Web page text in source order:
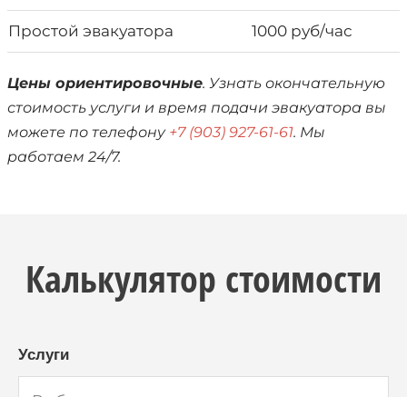
Простой эвакуатора 1000 руб/час
Цены ориентировочные. Узнать окончательную
стоимость услуги и время подачи эвакуатора вы
можете по телефону +7 (903) 927-61-61. Мы
работаем 24/7.
Калькулятор стоимости
Услуги